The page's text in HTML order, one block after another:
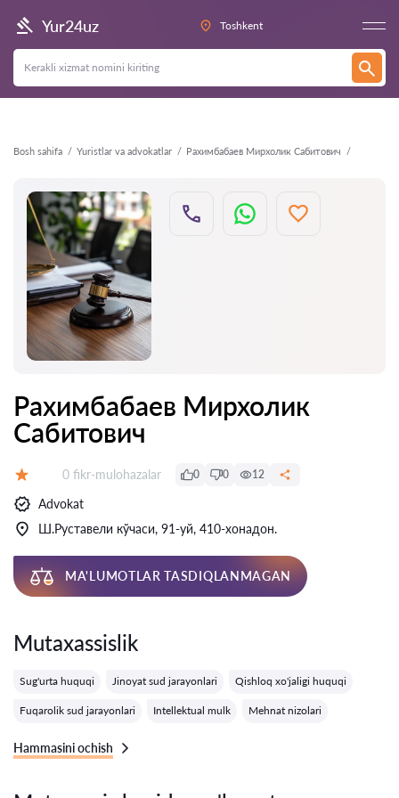
Yur24uz Toshkent
Bosh sahifa Yuristlar va advokatlar Рахимбабаев Мирхолик Сабитович
Orqaga
Рахимбабаев Мирхолик
Сабитович
Fikrlar:
0 fikr-mulohazalar 0 0 12
Advokat
Ш.Руставели кўчаси, 91-уй, 410-хонадон.
MA'LUMOTLAR TASDIQLANMAGAN
Mutaxassislik
Sug'urta huquqi Jinoyat sud jarayonlari Qishloq xo'jaligi huquqi
Fuqarolik sud jarayonlari Intellektual mulk Mehnat nizolari
Hammasini ochish